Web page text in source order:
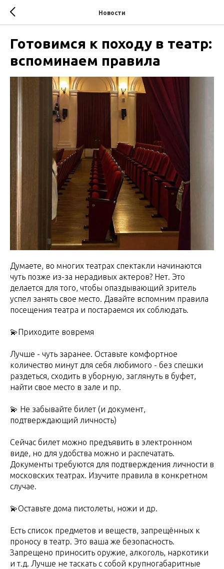
Новости
Готовимся к походу в театр:
вспоминаем правила
Думаете, во многих театрах спектакли начинаются
чуть позже из-за нерадивых актеров? Нет. Это
делается для того, чтобы опаздывающий зритель
успел занять свое место. Давайте вспомним правила
посещения театра и постараемся их соблюдать.
💫Приходите вовремя
Лучше - чуть заранее. Оставьте комфортное
количество минут для себя любимого - без спешки
раздеться, сходить в уборную, заглянуть в буфет,
найти свое место в зале и пр.
💫 Не забывайте билет (и документ,
подтверждающий личность)
Сейчас билет можно предъявить в электронном
виде, но для удобства можно и распечатать.
Документы требуются для подтверждения личности в
московских театрах. Изучите правила в конкретном
случае.
💫Оставьте дома пистолеты, ножи и др.
Есть список предметов и веществ, запрещённых к
проносу в театр. Это ваша же безопасность.
Запрещено приносить оружие, алкоголь, наркотики
и т.д. Лучше не таскать с собой крупногабаритные